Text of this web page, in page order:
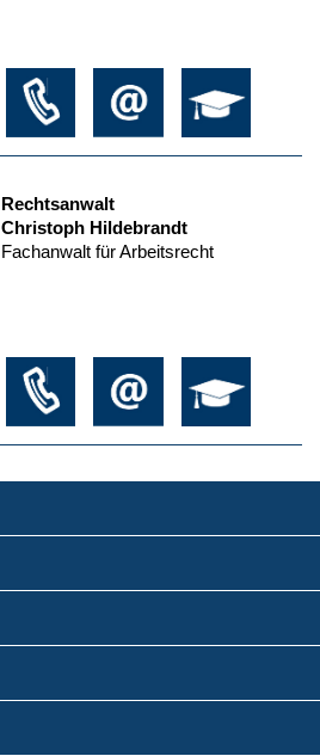
Rechtsanwalt
Christoph Hildebrandt
Fachanwalt für Arbeitsrecht